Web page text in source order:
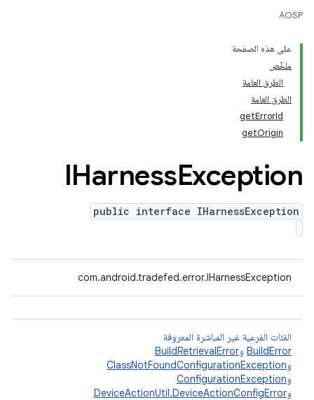
AOSP
على هذه الصفحة
ملخّص
الطرق العامة
الطرق العامة
getErrorId
getOrigin
IHarnessException
public interface IHarnessException
com.android.tradefed.error.IHarnessException
الفئات الفرعية غير المباشرة المعروفة
BuildError وBuildRetrievalError
وClassNotFoundConfigurationException
وConfigurationException
وDeviceActionUtil.DeviceActionConfigError